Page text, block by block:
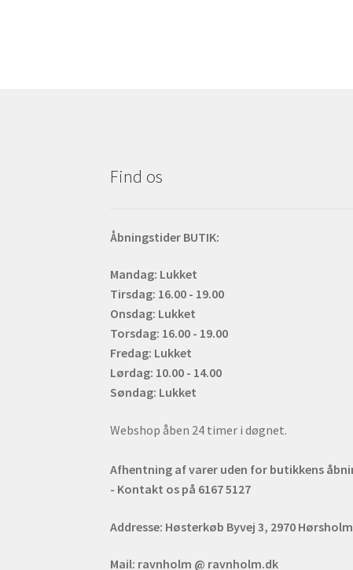
Find os
Åbningstider BUTIK:
Mandag: Lukket
Tirsdag: 16.00 - 19.00
Onsdag: Lukket
Torsdag: 16.00 - 19.00
Fredag: Lukket
Lørdag: 10.00 - 14.00
Søndag: Lukket
Webshop åben 24 timer i døgnet.
Afhentning af varer uden for butikkens
- Kontakt os på 6167 5127
Addresse: Høsterkøb Byvej 3, 2970 Hørsholm
Mail: ravnholm @ ravnholm.dk